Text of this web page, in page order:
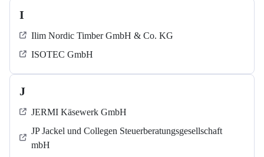
I
Ilim Nordic Timber GmbH & Co. KG
ISOTEC GmbH
J
JERMI Käsewerk GmbH
JP Jackel und Collegen Steuerberatungsgesellschaft
mbH